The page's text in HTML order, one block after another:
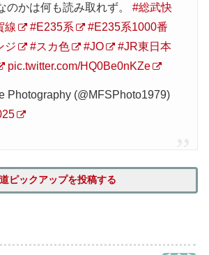
のかは何も読み取れず。 #総武快
線 #E235系
#E235系1000番
ジ #スカ色 #JO
#JR東日本
pic.twitter.com/HQ0Be0nKZe
Photography (@MFSPhoto1979)
ピックアップを投稿する